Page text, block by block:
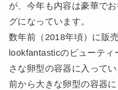
が、今年も内容は豪華で
グになっています。
数年前（2018年頃）に販
lookfantasticのビューティ
さな卵型の容器に入って
前から大きな卵型の容器